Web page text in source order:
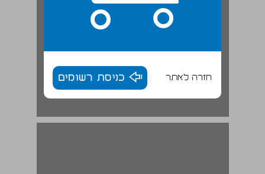
חזרה לאתר כניסת רשומים
א. עשיית סלט ביצים בשמן, בשבת ... 22